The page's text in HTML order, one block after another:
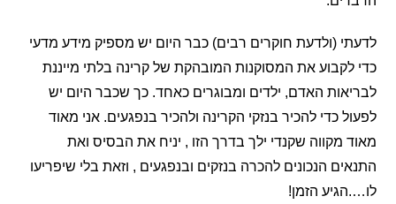
(ולדעת חוקרים רבים) כבר היום יש מספיק מידע מדעי
את המסוקנות המובהקת של קרינה בלתי מייננת
האדם, ילדים ומבוגרים כאחד. כך שכבר היום יש
כדי להכיר בנזקי הקרינה ולהכיר בנפגעים. אני מאוד
מקווה שקנדי ילך בדרך הזו , יניח את הבסיס ואת
הנכונים להכרה בנזקים ובנפגעים , וזאת בלי שיפריעו
הזמן!